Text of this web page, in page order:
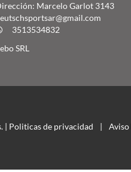
Marcelo Garlot 3143
3513534832
SRL
| Politicas de privacidad | Aviso